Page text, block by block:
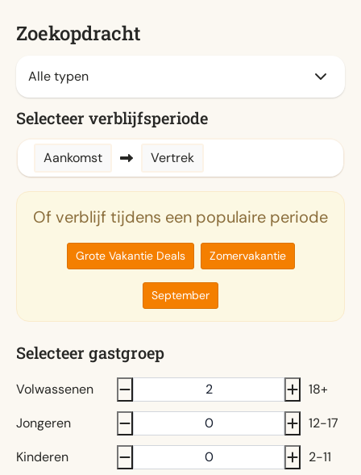
Zoekopdracht
Selecteer verblijfsperiode
Aankomst Vertrek
Of verblijf tijdens een populaire periode
Grote Vakantie Deals Zomervakantie
September
Selecteer gastgroep
Volwassenen
18+
Jongeren
12-17
Kinderen
2-11